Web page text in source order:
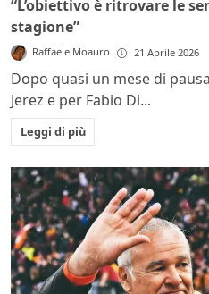
“L’obiettivo è ritrovare le
stagione”
Raffaele Moauro 21 Aprile 2026
Dopo quasi un mese di
Jerez e per Fabio Di...
Leggi di più